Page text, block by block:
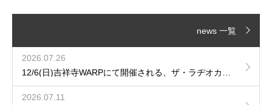
news 一覧
2026.07.26
2026.07.11